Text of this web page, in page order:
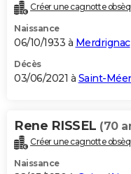
Créer une cagnotte
Naissance
06/10/1933 à Merdrignac
Décès
03/06/2021 à Saint-
Rene RISSEL (70
Créer une cagnotte
Naissance